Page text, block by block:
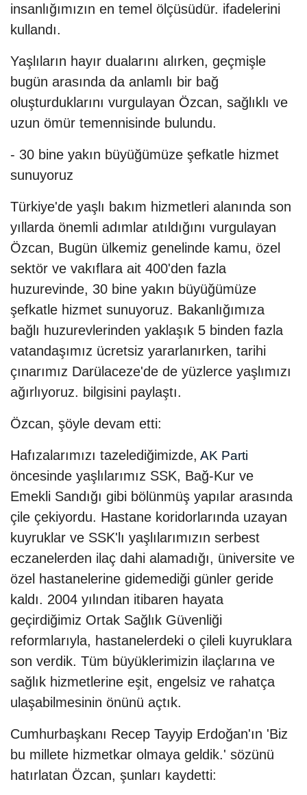
insanlığımızın en temel ölçüsüdür. ifadelerini
kullandı.
Yaşlıların hayır dualarını alırken, geçmişle
bugün arasında da anlamlı bir bağ
oluşturduklarını vurgulayan Özcan, sağlıklı ve
uzun ömür temennisinde bulundu.
- 30 bine yakın büyüğümüze şefkatle hizmet
sunuyoruz
Türkiye'de yaşlı bakım hizmetleri alanında son
yıllarda önemli adımlar atıldığını vurgulayan
Özcan, Bugün ülkemiz genelinde kamu, özel
sektör ve vakıflara ait 400'den fazla
huzurevinde, 30 bine yakın büyüğümüze
şefkatle hizmet sunuyoruz. Bakanlığımıza
bağlı huzurevlerinden yaklaşık 5 binden fazla
vatandaşımız ücretsiz yararlanırken, tarihi
çınarımız Darülaceze'de de yüzlerce yaşlımızı
ağırlıyoruz. bilgisini paylaştı.
Özcan, şöyle devam etti:
Hafızalarımızı tazelediğimizde, AK Parti
öncesinde yaşlılarımız SSK, Bağ-Kur ve
Emekli Sandığı gibi bölünmüş yapılar arasında
çile çekiyordu. Hastane koridorlarında uzayan
kuyruklar ve SSK'lı yaşlılarımızın serbest
eczanelerden ilaç dahi alamadığı, üniversite ve
özel hastanelerine gidemediği günler geride
kaldı. 2004 yılından itibaren hayata
geçirdiğimiz Ortak Sağlık Güvenliği
reformlarıyla, hastanelerdeki o çileli kuyruklara
son verdik. Tüm büyüklerimizin ilaçlarına ve
sağlık hizmetlerine eşit, engelsiz ve rahatça
ulaşabilmesinin önünü açtık.
Cumhurbaşkanı Recep Tayyip Erdoğan'ın 'Biz
bu millete hizmetkar olmaya geldik.' sözünü
hatırlatan Özcan, şunları kaydetti: